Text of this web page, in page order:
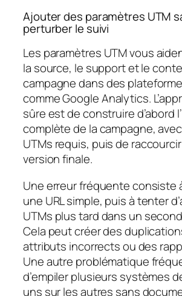
Ajouter des paramètres UTM
perturber le suivi
Les paramètres UTM vous
la source, le support et le
campagne dans des
comme Google Analytics.
sûre est de construire d’abord
complète de la campagne,
UTMs requis, puis de
version finale.
Une erreur fréquente consiste
une URL simple, puis à tenter
UTMs plus tard dans un
Cela peut créer des
attributs incorrects ou des
Une autre problématique
d’empiler plusieurs systèmes
uns sur les autres sans